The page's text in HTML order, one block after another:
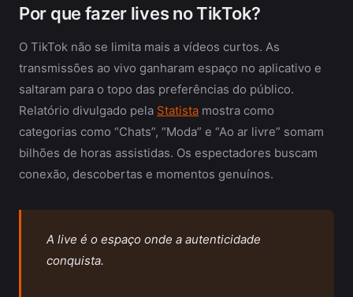
Por que fazer lives no TikTok?
O TikTok não se limita mais a vídeos curtos. As
transmissões ao vivo ganharam espaço no aplicativo e
saltaram para o topo das preferências do público.
Relatório divulgado pela Statista mostra como
categorias como “Chats”, “Moda” e “Ao ar livre” somam
bilhões de horas assistidas. Os espectadores buscam
conexão, descobertas e momentos genuínos.
A live é o espaço onde a autenticidade
conquista.